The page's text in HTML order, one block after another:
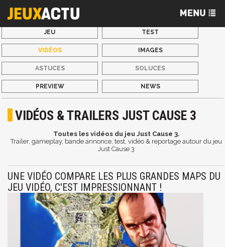
JEU TEST
VIDÉOS IMAGES
ASTUCES SOLUCES
PREVIEW NEWS
VIDÉOS & TRAILERS JUST CAUSE 3
Toutes les vidéos du jeu Just Cause 3.
Trailer, gameplay, bande annonce, test, vidéo & reportage autour du jeu
Just Cause 3
UNE VIDÉO COMPARE LES PLUS GRANDES MAPS DU
JEU VIDÉO, C'EST IMPRESSIONNANT !